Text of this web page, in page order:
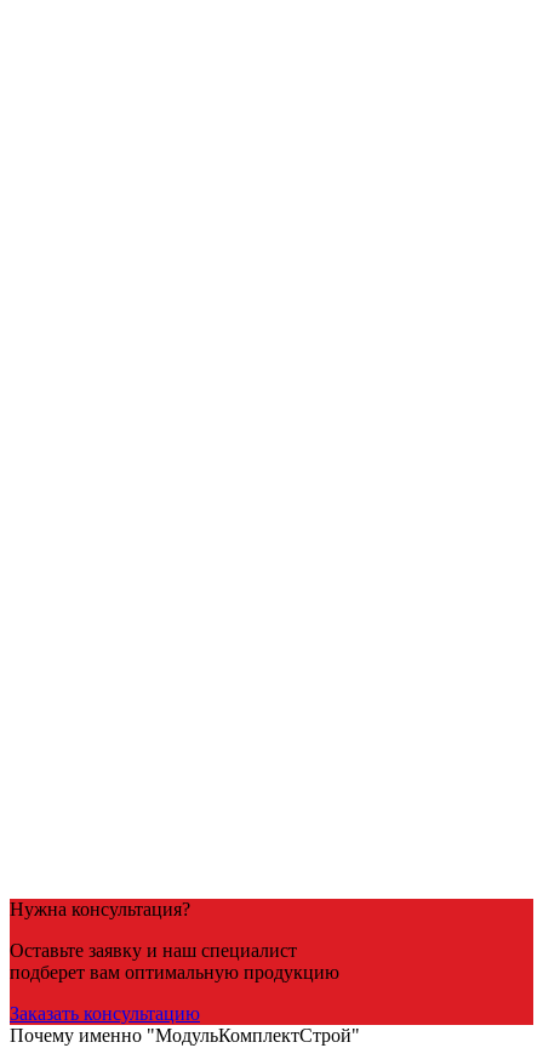
Нужна консультация?
Оставьте заявку и наш специалист
подберет вам оптимальную продукцию
Заказать консультацию
Почему именно "МодульКомплектСтрой"